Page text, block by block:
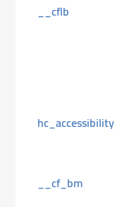
__cflb
hc_accessibility
__cf_bm